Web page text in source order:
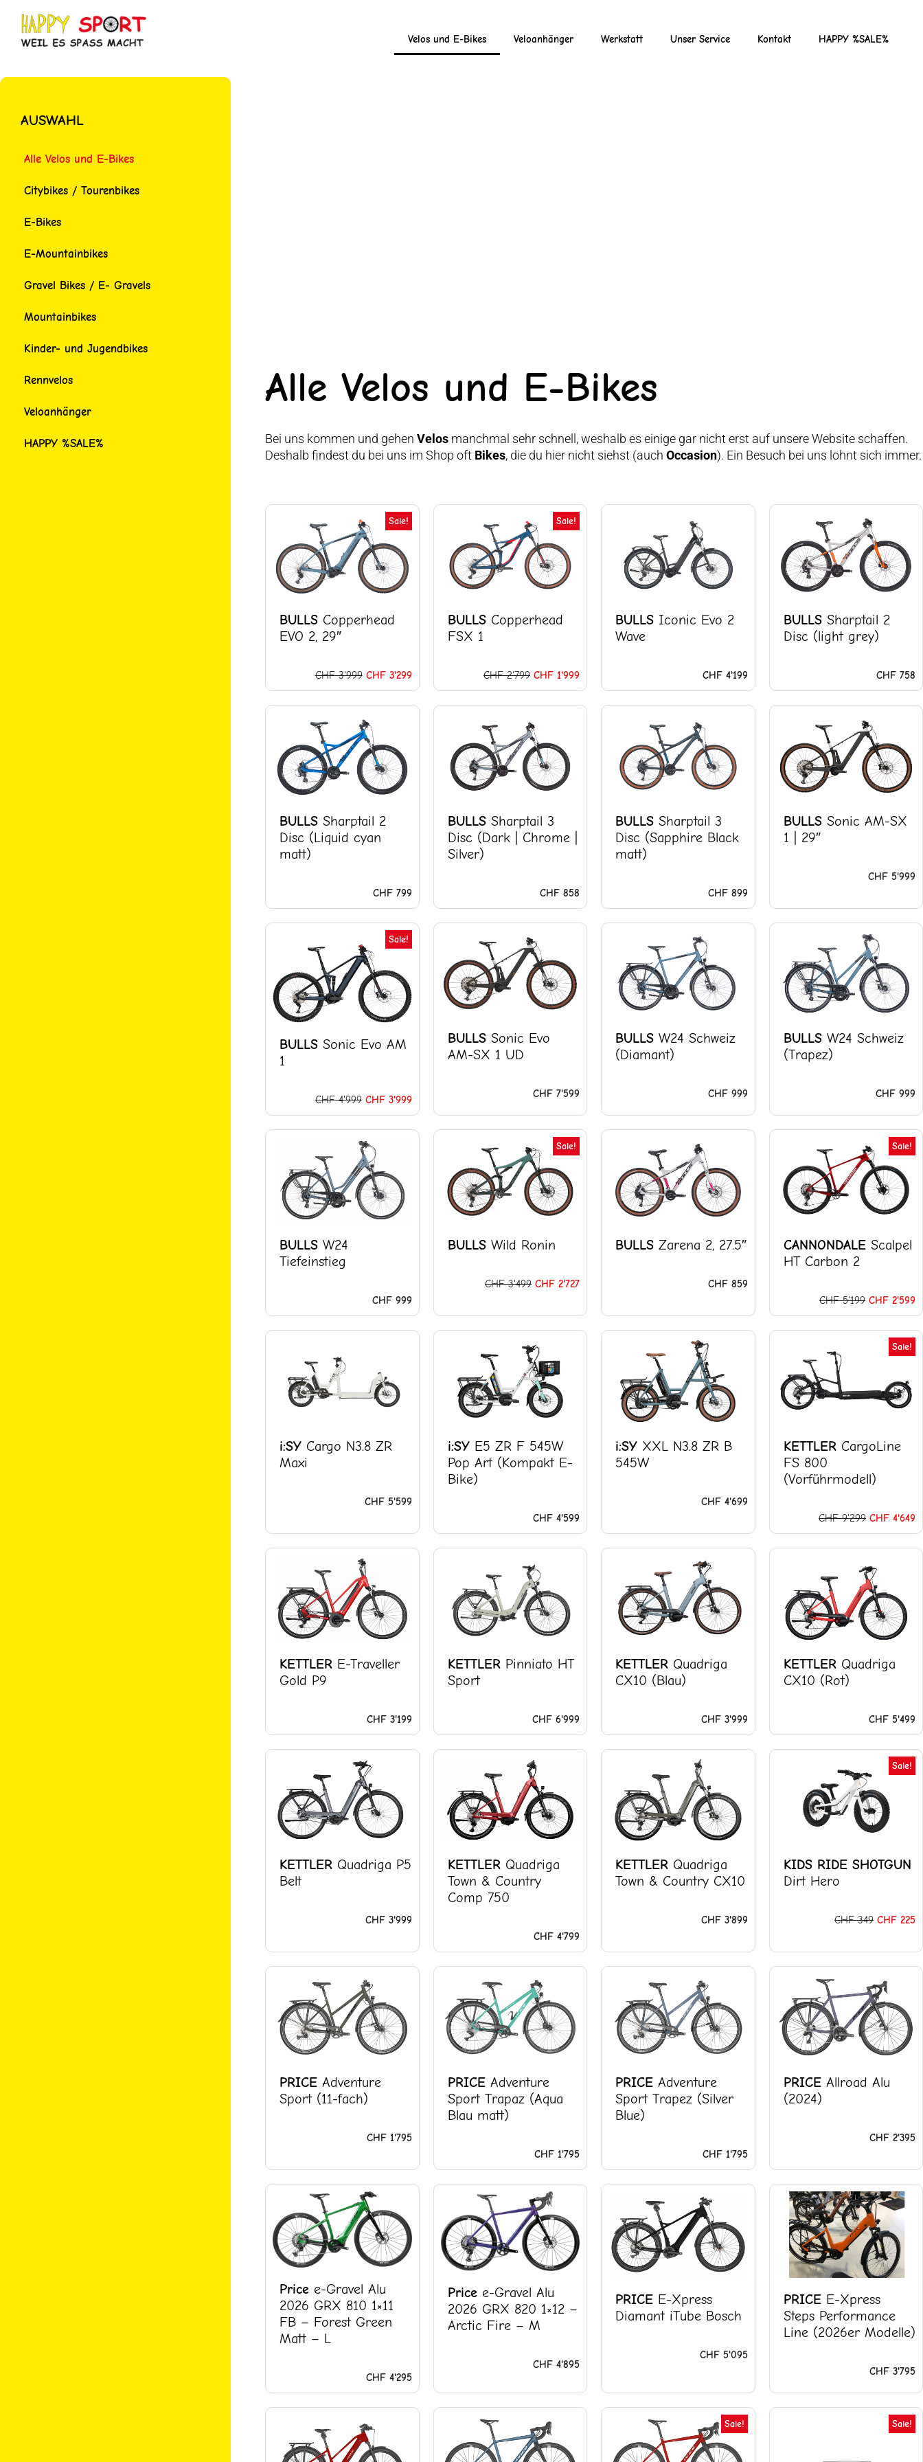
Inhalt
springen
Velos und E-Bikes Veloanhänger Werkstatt Unser Service Kontakt HAPPY %SALE%
AUSWAHL
Alle Velos und E-Bikes
Citybikes / Tourenbikes
E-Bikes
E-Mountainbikes
Gravel Bikes / E- Gravels
Mountainbikes
Kinder- und Jugendbikes
Rennvelos
Veloanhänger
HAPPY %SALE%
Alle Velos und E-Bikes
Bei uns kommen und gehen Velos manchmal sehr schnell, weshalb es einige gar nicht erst auf unsere Website schaffen.
Deshalb findest du bei uns im Shop oft Bikes, die du hier nicht siehst (auch Occasion). Ein Besuch bei uns lohnt sich immer.
Sale!
BULLS Copperhead
EVO 2, 29″
CHF3'999
Ursprünglicher
Preis
war:
CHF 3'999
CHF3'299
Aktueller
Preis
CHF 3'299.
Sale!
BULLSCopperhead
FSX 1
CHF2'799
Ursprünglicher
Preis
war:
CHF 2'799
CHF 1'999
Aktueller
Preis
CHF 1'999.
BULLS Iconic Evo 2
Wave
CHF4'199
BULLSSharptail 2
Disc (light grey)
CHF 758
BULLS Sharptail 2
Disc (Liquid cyan
matt)
CHF799
BULLSSharptail 3
Disc (Dark | Chrome |
Silver)
CHF 858
BULLS Sharptail 3
Disc (Sapphire Black
matt)
CHF899
BULLSSonic AM-SX
1 | 29″
CHF 5'999
Sale!
BULLS Sonic Evo AM
1
CHF4'999
Ursprünglicher
Preis
war:
CHF 4'999
CHF3'999
Aktueller
Preis
CHF 3'999.
BULLSSonic Evo
AM-SX 1 UD
CHF 7'599
BULLS W24 Schweiz
(Diamant)
CHF999
BULLSW24 Schweiz
(Trapez)
CHF 999
BULLS W24
Tiefeinstieg
CHF999
Sale!
BULLSWild Ronin
CHF3'499
Ursprünglicher
Preis
war:
CHF 3'499
CHF 2'727
Aktueller
Preis
CHF 2'727.
BULLS Zarena 2, 27.5″
CHF859
Sale!
CANNONDALEScalpel
HT Carbon 2
CHF5'199
Preis
war:
CHF 5'199
CHF 2'599
i:SY Cargo N3.8 ZR
Maxi
CHF5'599
i:SYE5 ZR F 545W
Pop Art (Kompakt E-
Bike)
CHF 4'599
i:SY XXL N3.8 ZR B
545W
CHF4'699
Sale!
KETTLERCargoLine
FS 800
(Vorführmodell)
CHF9'299
Preis
CHF 9'299
CHF 4'649
KETTLER E-Traveller
Gold P9
CHF3'199
KETTLERPinniato HT
Sport
CHF 6'999
KETTLER Quadriga
CX10 (Blau)
CHF3'999
KETTLERQuadriga
CX10 (Rot)
CHF 5'499
KETTLER Quadriga P5
Belt
CHF3'999
KETTLERQuadriga
Town & Country
Comp 750
CHF 4'799
KETTLER Quadriga
Town & Country CX10
CHF3'899
Sale!
KIDS RIDE SHOTGUN
Dirt Hero
CHF349
Preis
war:
CHF 349
CHF 225
PRICE Adventure
Sport (11-fach)
CHF1'795
PRICEAdventure
Sport Trapaz (Aqua
Blau matt)
CHF 1'795
PRICE Adventure
Sport Trapez (Silver
Blue)
CHF1'795
PRICEAllroad Alu
(2024)
CHF 2'395
Price e-Gravel Alu
2026 GRX 810 1×11
FB – Forest Green
Matt – L
CHF4'295
Pricee-Gravel Alu
2026 GRX 820 1×12 –
Arctic Fire – M
CHF 4'895
PRICE E-Xpress
Diamant iTube Bosch
CHF5'095
PRICEE-Xpress
Steps Performance
Line (2026er Modelle)
CHF 3'795
Sale!
Ursprünglicher
Preis
war:
Aktueller
Preis
Sale!
Preis